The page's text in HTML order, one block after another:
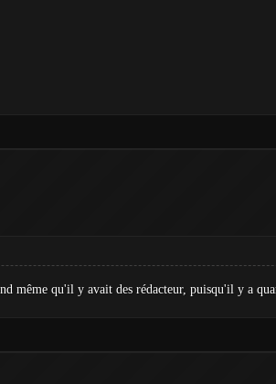
même qu'il y avait des rédacteur, puisqu'il y a